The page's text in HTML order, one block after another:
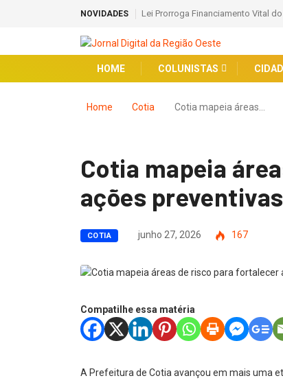
NOVIDADES Lei Prorroga Financiamento Vital
HOME COLUNISTAS
Home Cotia Cotia mapeia áreas…
Cotia mapeia
ações preventivas
COTIA junho 27, 2026 167
Compatilhe essa matéria
A Prefeitura de Cotia avançou em mais uma